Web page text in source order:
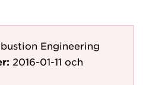
Engineering
2016-01-11 och